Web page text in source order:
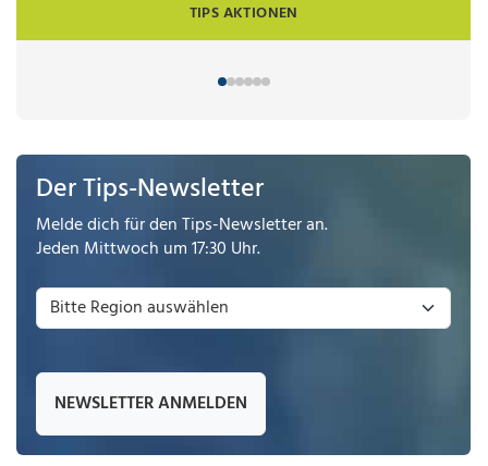
TIPS AKTIONEN
Der Tips-Newsletter
Melde dich für den Tips-Newsletter an.
Jeden Mittwoch um 17:30 Uhr.
NEWSLETTER ANMELDEN